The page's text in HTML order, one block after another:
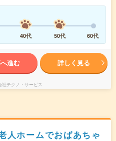
40代 50代 60代
進む 詳しく見る
社テクノ・サービス
人ホームでおばあちゃ